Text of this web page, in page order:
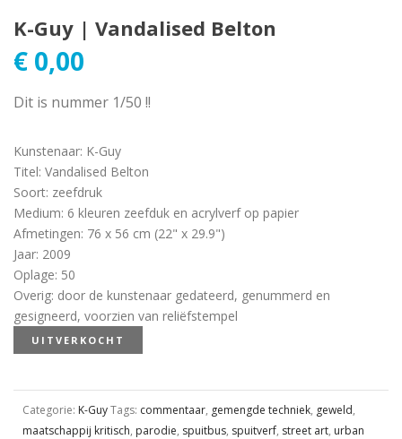
K-Guy | Vandalised Belton
€ 0,00
Dit is nummer 1/50 !!
Kunstenaar: K-Guy
Titel: Vandalised Belton
Soort: zeefdruk
Medium: 6 kleuren zeefduk en acrylverf op papier
Afmetingen: 76 x 56 cm (22" x 29.9")
Jaar: 2009
Oplage: 50
Overig: door de kunstenaar gedateerd, genummerd en
gesigneerd, voorzien van reliëfstempel
UITVERKOCHT
Categorie: K-GuyTags: commentaar, gemengde techniek, geweld,
maatschappij kritisch, parodie, spuitbus, spuitverf, street art, urban